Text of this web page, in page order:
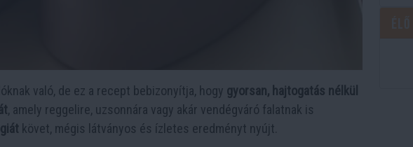
való, de ez a recept bebizonyítja, hogy gyorsan, hajtogatás nélkül
, amely reggelire, uzsonnára vagy akár vendégváró falatnak is
követ, mégis látványos és ízletes eredményt nyújt.